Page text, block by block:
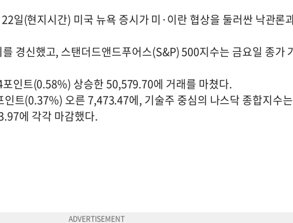
일(현지시간) 미국 뉴욕 증시가 미·이란 협상을 둘러싼 낙관론
경신했고, 스탠더드앤드푸어스(S&P) 500지수는 금요일 종가
인트(0.58%) 상승한 50,579.70에 거래를 마쳤다.
트(0.37%) 오른 7,473.47에, 기술주 중심의 나스닥 종합지수
에 각각 마감했다.